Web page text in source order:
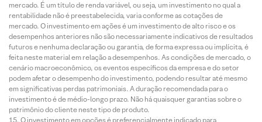
mercado. É um título de renda variável, ou seja, um investimento no qual a
rentabilidade não é preestabelecida, varia conforme as cotações de
mercado. O investimento em ações é um investimento de alto risco e os
desempenhos anteriores não são necessariamente indicativos de resultados
futuros e nenhuma declaração ou garantia, de forma expressa ou implícita, é
feita neste material em relação a desempenhos. As condições de mercado, o
cenário macroeconômico, os eventos específicos da empresa e do setor
podem afetar o desempenho do investimento, podendo resultar até mesmo
em significativas perdas patrimoniais. A duração recomendada para o
investimento é de médio-longo prazo. Não há quaisquer garantias sobre o
patrimônio do cliente neste tipo de produto.
O investimento em opções é preferencialmente indicado para